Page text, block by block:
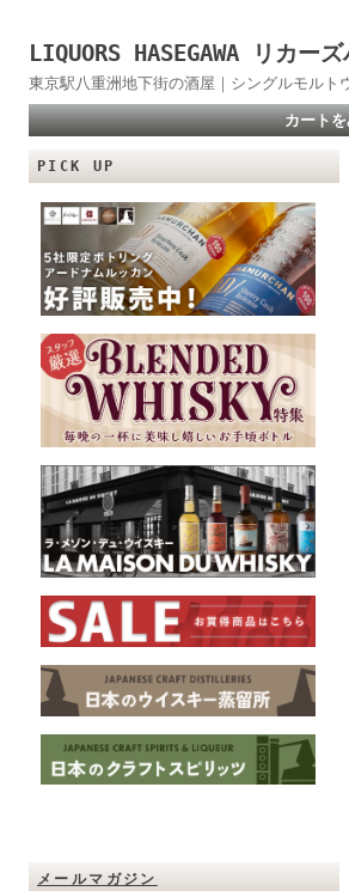
LIQUORS HASEGAWA リカー
東京駅八重洲地下街の酒屋｜シングルモル
カート
PICK UP
メールマガジン